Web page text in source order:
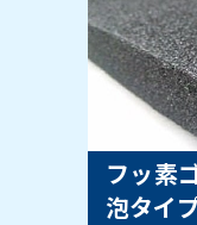
フッ素
泡タイ